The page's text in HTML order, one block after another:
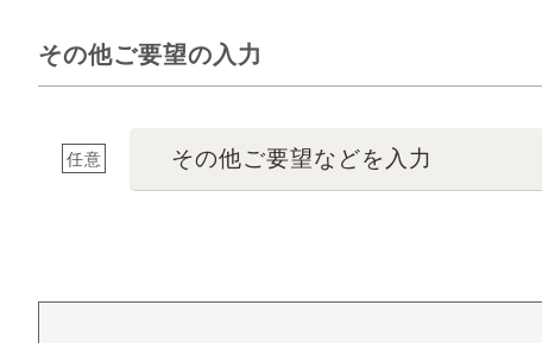
その他ご要望の入力
任意 その他ご要望などを入力